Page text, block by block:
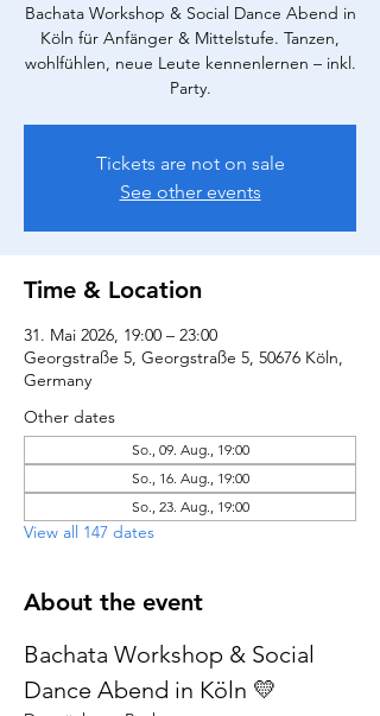
Bachata Workshop & Social Dance Abend in
Köln für Anfänger & Mittelstufe. Tanzen,
wohlfühlen, neue Leute kennenlernen – inkl.
Party.
Tickets are not on sale
See other events
Time & Location
31. Mai 2026, 19:00 – 23:00
Georgstraße 5, Georgstraße 5, 50676 Köln,
Germany
Other dates
So., 09. Aug., 19:00
So., 16. Aug., 19:00
So., 23. Aug., 19:00
View all 147 dates
About the event
Bachata Workshop & Social
Dance Abend in Köln 💛